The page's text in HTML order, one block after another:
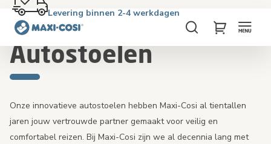
Gratis verzending vanaf €50. Shop nu!
4.5★ van 2.5K+ tevreden klanten
Levering binnen 2-4 werkdagen
Gratis retourneren binnen 100 dagen
ZoekenMy Cart
Home Autostoelen
Autostoelen
Onze innovatieve autostoelen hebben Maxi-Cosi al tientallen
jaren jouw vertrouwde partner gemaakt voor veilig en
comfortabel reizen. Bij Maxi-Cosi zijn we al decennia lang met